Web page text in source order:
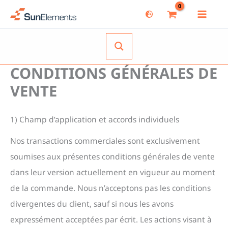
CONDITIONS GÉNÉRALES DE
VENTE
1) Champ d’application et accords individuels
Nos transactions commerciales sont exclusivement
soumises aux présentes conditions générales de vente
dans leur version actuellement en vigueur au moment
de la commande. Nous n’acceptons pas les conditions
divergentes du client, sauf si nous les avons
expressément acceptées par écrit. Les actions visant à